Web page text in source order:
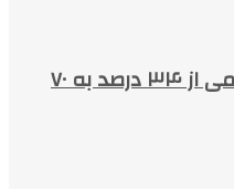
زاکانی: حمل و نقل عمومی از ۳۴ درصد به ۷۰